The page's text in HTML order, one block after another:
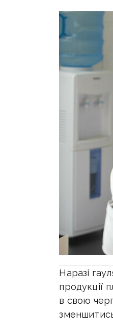
Наразі
продукції
в свою